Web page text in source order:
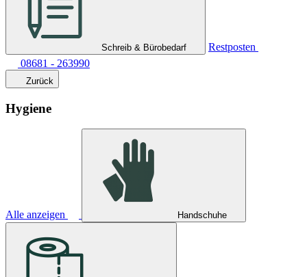
Schreib & Bürobedarf
Restposten
08681 - 263990
Zurück
Hygiene
Alle anzeigen Handschuhe